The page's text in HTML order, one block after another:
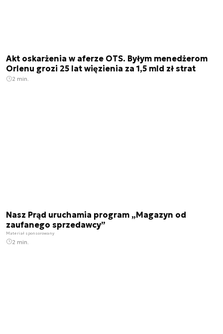
Akt oskarżenia w aferze OTS. Byłym menedżerom
Orlenu grozi 25 lat więzienia za 1,5 mld zł strat
2 min.
Nasz Prąd uruchamia program „Magazyn od
zaufanego sprzedawcy”
Materiał sponsorowany
2 min.